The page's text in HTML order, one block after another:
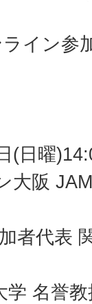
イン参
(日曜
大阪
者代表
名誉教